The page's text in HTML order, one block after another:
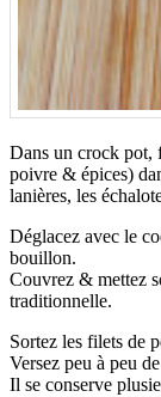
Dans un crock pot,
poivre & épices)
lanières, les
Déglacez avec le
bouillon.
Couvrez & mettez
traditionnelle.
Sortez les filets de
Versez peu à peu
Il se conserve